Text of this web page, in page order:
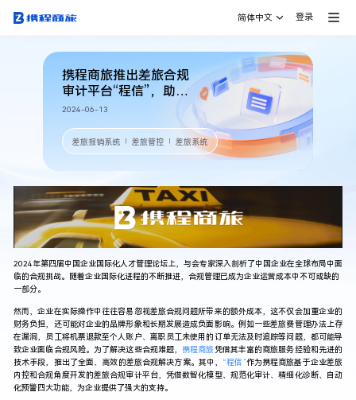
简体中文 登录
携程商旅推出差旅合规
审计平台“程信”，助力
企业数字化合规管理水
2024-06-13
差旅报销系统 差旅管控 差旅系统
2024年第四届中国企业国际化人才管理论坛上，与会专家深入剖析了中国企业在全球布局中面
临的合规挑战。随着企业国际化进程的不断推进，合规管理已成为企业运营成本中不可或缺的
一部分。
然而，企业在实际操作中往往容易忽视差旅合规问题所带来的额外成本，这不仅会加重企业的
财务负担，还可能对企业的品牌形象和长期发展造成负面影响。例如一些差旅费管理办法上存
在漏洞，员工将机票退款至个人账户、离职员工未使用的订单无法及时追踪等问题，都可能导
致企业面临合规风险。为了解决这些合规难题，携程商旅凭借其丰富的商旅服务经验和先进的
技术手段，推出了全面、高效的差旅合规解决方案。其中， “程信 ”作为携程商旅基于企业差旅
内控和合规角度开发的差旅合规审计平台，凭借数智化模型、规范化审计、精细化诊断、自动
化预警四大功能，为企业提供了强大的支持。